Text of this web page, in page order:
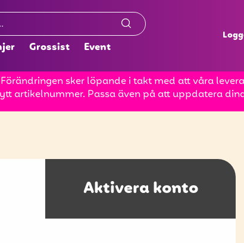
Grossist Event
sker löpande i takt med att våra
artikelnummer. Passa även på att uppdatera
Aktivera konto